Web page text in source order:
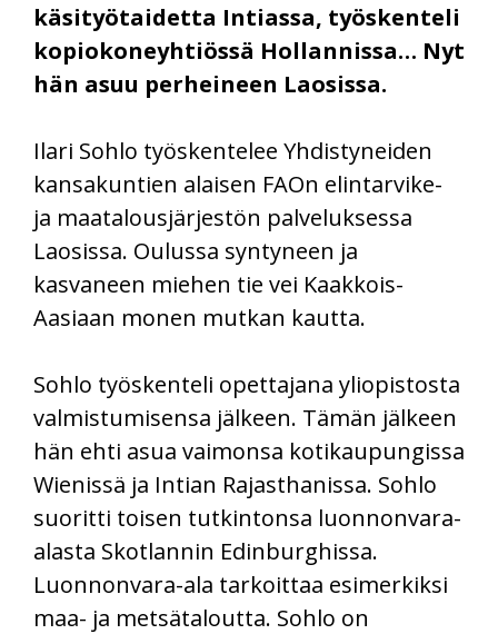
käsityötaidetta Intiassa, työskenteli
kopiokoneyhtiössä Hollannissa… Nyt
hän asuu perheineen Laosissa.
Ilari Sohlo työskentelee Yhdistyneiden
kansakuntien alaisen FAOn elintarvike-
ja maatalousjärjestön palveluksessa
Laosissa. Oulussa syntyneen ja
kasvaneen miehen tie vei Kaakkois-
Aasiaan monen mutkan kautta.
Sohlo työskenteli opettajana yliopistosta
valmistumisensa jälkeen. Tämän jälkeen
hän ehti asua vaimonsa kotikaupungissa
Wienissä ja Intian Rajasthanissa. Sohlo
suoritti toisen tutkintonsa luonnonvara-
alasta Skotlannin Edinburghissa.
Luonnonvara-ala tarkoittaa esimerkiksi
maa- ja metsätaloutta. Sohlo on